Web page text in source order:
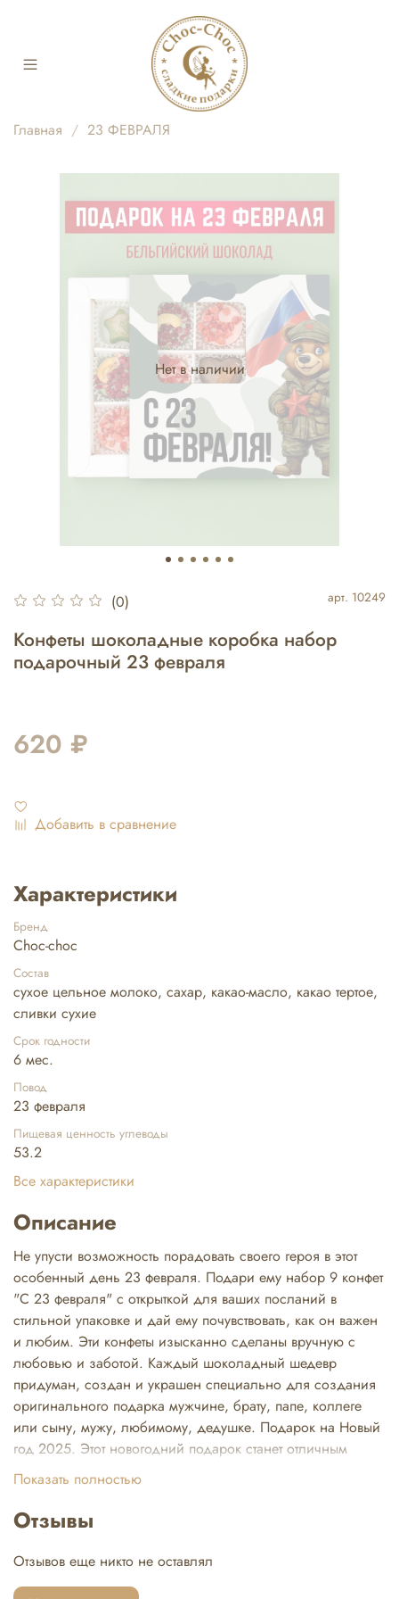
Главная 23 ФЕВРАЛЯ
Нет в наличии
(0) арт. 10249
Конфеты шоколадные коробка набор
подарочный 23 февраля
620 ₽
Добавить в сравнение
Характеристики
Бренд
Choc-choc
Состав
сухое цельное молоко, сахар, какао-масло, какао тертое,
сливки сухие
Срок годности
6 мес.
Повод
23 февраля
Пищевая ценность углеводы
53.2
Все характеристики
Описание
Не упусти возможность порадовать своего героя в этот
особенный день 23 февраля. Подари ему набор 9 конфет
"С 23 февраля" с открыткой для ваших посланий в
стильной упаковке и дай ему почувствовать, как он важен
и любим. Эти конфеты изысканно сделаны вручную с
любовью и заботой. Каждый шоколадный шедевр
придуман, создан и украшен специально для создания
оригинального подарка мужчине, брату, папе, коллеге
или сыну, мужу, любимому, дедушке. Подарок на Новый
год 2025. Этот новогодний подарок станет отличным
выбором для любого праздника, будь то 14 февраля, 8
праздника и радости, делая его идеальным для Дня
святого Валентина или Международного женского дня.
Подарок на именины или просто так. Мы изготавливаем
Показать полностью
Отзывы
Отзывов еще никто не оставлял